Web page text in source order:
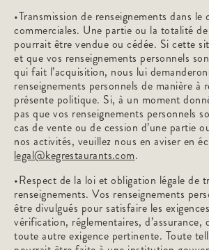
•Transmission de renseignements dans le
commerciales. Une partie ou la totalité
pourrait être vendue ou cédée. Si cette
et que vos renseignements personnels
qui fait l’acquisition, nous lui
renseignements personnels de manière à
présente politique. Si, à un moment
pas que vos renseignements personnels
cas de vente ou de cession d’une partie
nos activités, veuillez nous en aviser en
legal@kegrestaurants.com.
•Respect de la loi et obligation légale de
renseignements. Vos renseignements
être divulgués pour satisfaire les
vérification, réglementaires, d’assurance,
toute autre exigence pertinente. Toute